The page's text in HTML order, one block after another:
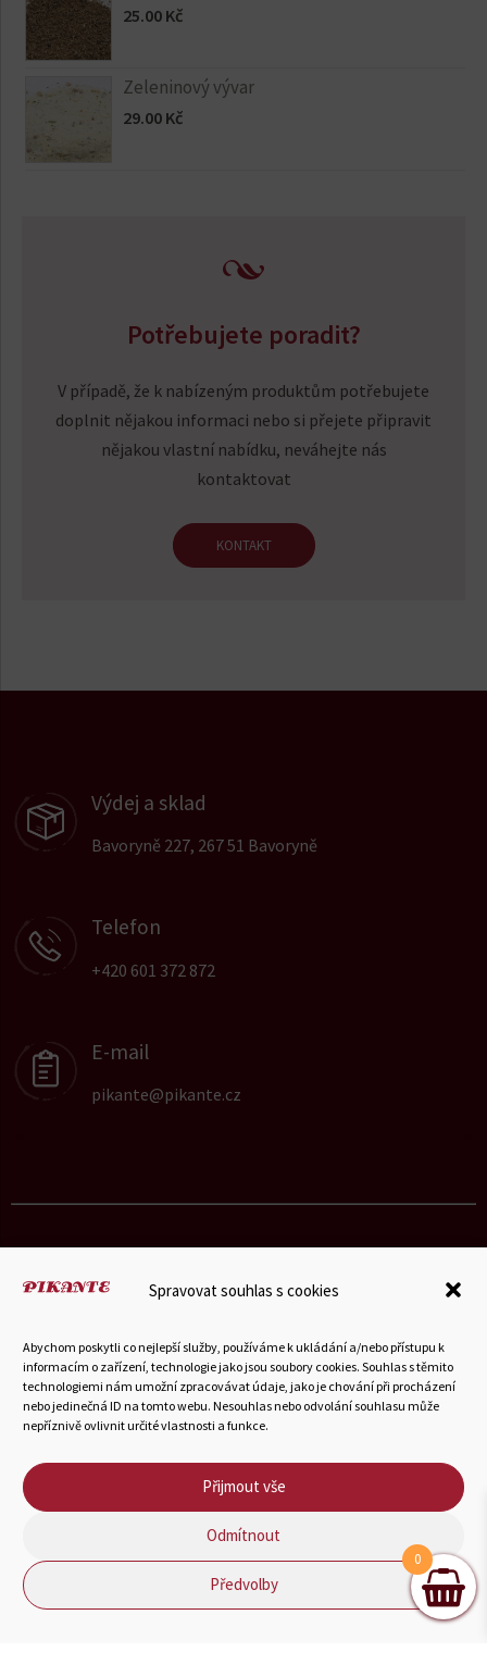
Spravovat souhlas s cookies
Abychom poskytli co nejlepší služby, používáme k ukládání a/nebo přístupu k
informacím o zařízení, technologie jako jsou soubory cookies. Souhlas s těmito
technologiemi nám umožní zpracovávat údaje, jako je chování při procházení
nebo jedinečná ID na tomto webu. Nesouhlas nebo odvolání souhlasu může
nepříznivě ovlivnit určité vlastnosti a funkce.
Přijmout vše
Odmítnout
Předvolby
25.00 Kč
Zeleninový vývar
29.00 Kč
Potřebujete poradit?
V případě, že k nabízeným produktům potřebujete
doplnit nějakou informaci nebo si přejete připravit
nějakou vlastní nabídku, neváhejte nás
kontaktovat
KONTAKT
Výdej a sklad
Bavoryně 227, 267 51 Bavoryně
Telefon
+420 601 372 872
E-mail
pikante@pikante.cz
Můj účet•Všeobecné obchodní podmínky•Zprávy•
Odstoupení od smlouvy
0